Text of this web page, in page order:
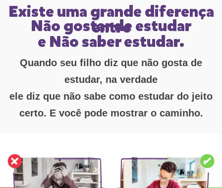
Existe uma grande diferença
entre
Não gostar de estudar
e Não saber estudar.
Quando seu filho diz que não gosta de
estudar, na verdade
ele diz que não sabe como estudar do jeito
certo. E você pode mostrar o caminho.